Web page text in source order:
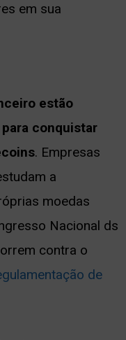
em sua
estão
conquistar
. Empresas
a
moedas
Nacional ds
contra o
de